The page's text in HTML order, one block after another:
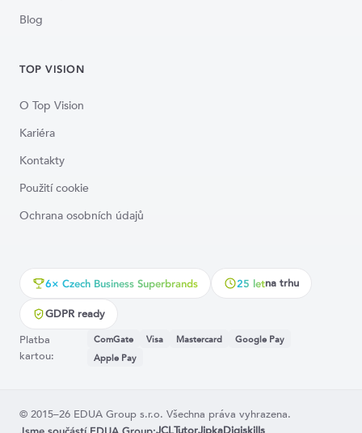
Blog
TOP VISION
O Top Vision
Kariéra
Kontakty
Použití cookie
Ochrana osobních údajů
6× Czech Business Superbrands 25 letna trhu
GDPR ready
Platba
kartou:
ComGate Visa Mastercard
Google Pay
Apple Pay
© 2015–26 EDUA Group s.r.o. Všechna práva vyhrazena.
JCLTutorJipkaDigiskills